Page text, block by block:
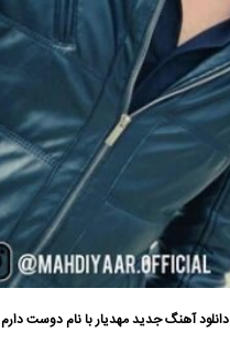
دانلود آهنگ جدیدمهدیار با نام دوست دارم